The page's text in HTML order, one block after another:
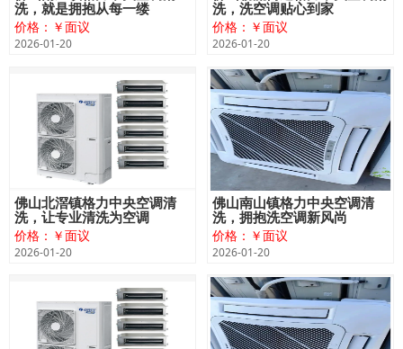
洗，就是拥抱从每一缕
价格：￥面议
2026-01-20
洗，洗空调贴心到家
价格：￥面议
2026-01-20
佛山北滘镇格力中央空调清
洗，让专业清洗为空调
价格：￥面议
2026-01-20
佛山南山镇格力中央空调清
洗，拥抱洗空调新风尚
价格：￥面议
2026-01-20